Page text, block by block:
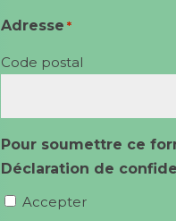
Adresse *
Code postal
Pour soumettre ce
Déclaration de
Accepter